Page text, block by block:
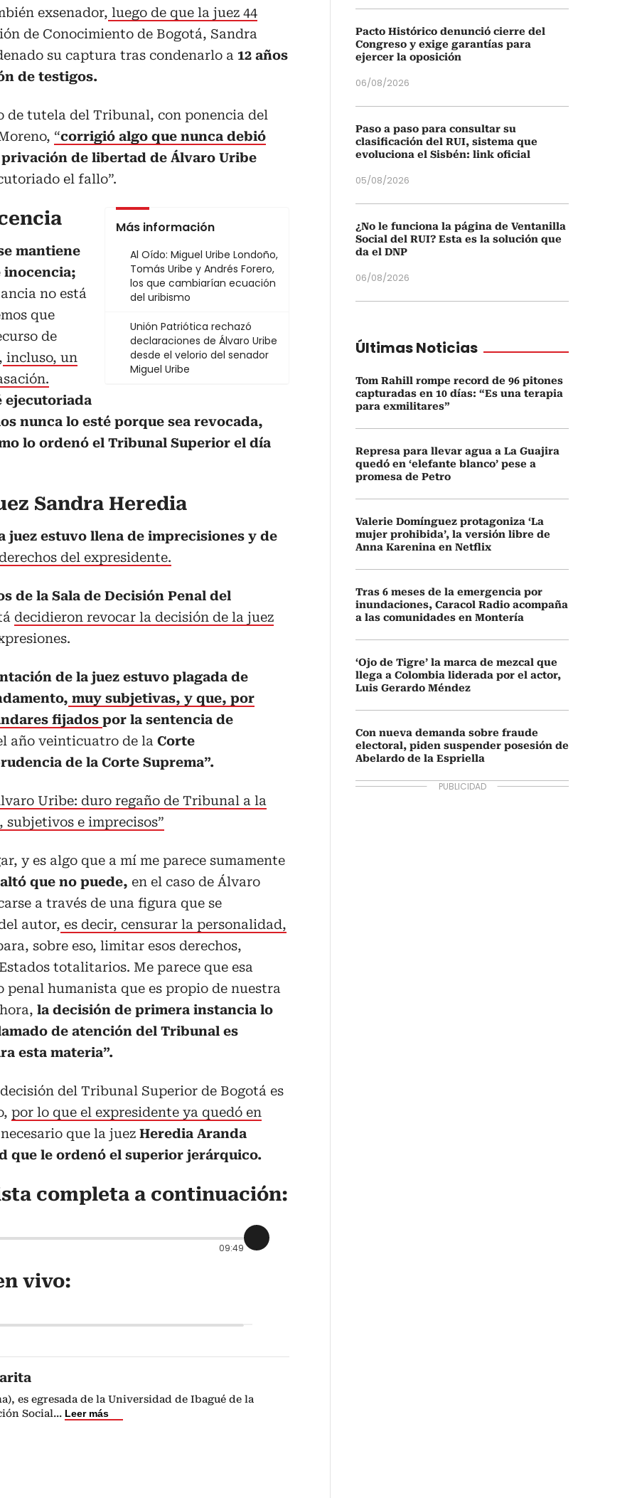
exsenador, luego de que la juez 44
de Conocimiento de Bogotá, Sandra
su captura tras condenarlo a 12 años
de testigos.
de tutela del Tribunal, con ponencia del
“corrigió algo que nunca debió
de libertad de Álvaro Uribe
el fallo”.
Más información
Al Oído: Miguel Uribe Londoño,
Tomás Uribe y Andrés Forero,
los que cambiarían ecuación
del uribismo
Unión Patriótica rechazó
declaraciones de Álvaro Uribe
desde el velorio del senador
Miguel Uribe
mantiene
inocencia;
no está
que
de
incluso, un
ejecutoriada
nunca lo esté porque sea revocada,
lo ordenó el Tribunal Superior el día
Sandra Heredia
juez estuvo llena de imprecisiones y de
del expresidente.
de la Sala de Decisión Penal del
decidieron revocar la decisión de la juez
de la juez estuvo plagada de
muy subjetivas, y que, por
fijados por la sentencia de
año veinticuatro de la Corte
de la Corte Suprema”.
Uribe: duro regaño de Tribunal a la
subjetivos e imprecisos”
y es algo que a mí me parece sumamente
que no puede, en el caso de Álvaro
a través de una figura que se
autor, es decir, censurar la personalidad,
sobre eso, limitar esos derechos,
totalitarios. Me parece que esa
penal humanista que es propio de nuestra
la decisión de primera instancia lo
de atención del Tribunal es
esta materia”.
del Tribunal Superior de Bogotá es
por lo que el expresidente ya quedó en
que la juez Heredia Aranda
que le ordenó el superior jerárquico.
completa a continuación:
09:49
vivo:
es egresada de la Universidad de Ibagué de la
Social... Leer más
Pacto Histórico denunció cierre del
Congreso y exige garantías para
ejercer la oposición
06/08/2026
Paso a paso para consultar su
clasificación del RUI, sistema que
evoluciona el Sisbén: link oficial
05/08/2026
¿No le funciona la página de Ventanilla
Social del RUI? Esta es la solución que
da el DNP
06/08/2026
Últimas Noticias
Tom Rahill rompe record de 96 pitones
capturadas en 10 días: “Es una terapia
para exmilitares”
Represa para llevar agua a La Guajira
quedó en ‘elefante blanco’ pese a
promesa de Petro
Valerie Domínguez protagoniza ‘La
mujer prohibida’, la versión libre de
Anna Karenina en Netflix
Tras 6 meses de la emergencia por
inundaciones, Caracol Radio acompaña
a las comunidades en Montería
‘Ojo de Tigre’ la marca de mezcal que
llega a Colombia liderada por el actor,
Luis Gerardo Méndez
Con nueva demanda sobre fraude
electoral, piden suspender posesión de
Abelardo de la Espriella